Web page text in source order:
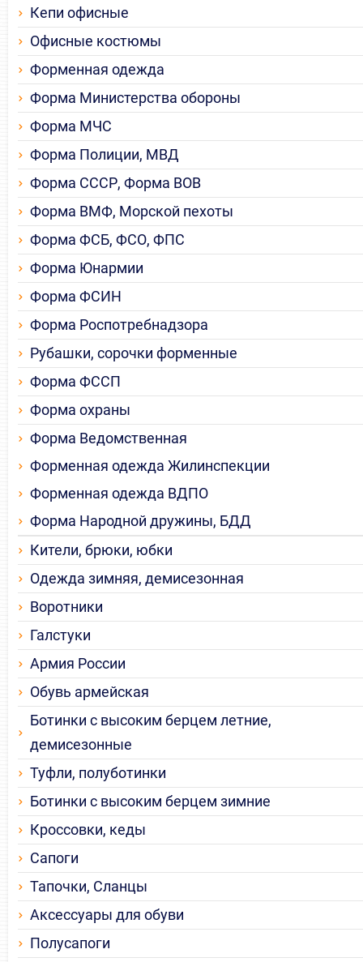
Кепи офисные
Офисные костюмы
Форменная одежда
Форма Министерства обороны
Форма МЧС
Форма Полиции, МВД
Форма СССР, Форма ВОВ
Форма ВМФ, Морской пехоты
Форма ФСБ, ФСО, ФПС
Форма Юнармии
Форма ФСИН
Форма Роспотребнадзора
Рубашки, сорочки форменные
Форма ФССП
Форма охраны
Форма Ведомственная
Форменная одежда Жилинспекции
Форменная одежда ВДПО
Форма Народной дружины, БДД
Кители, брюки, юбки
Одежда зимняя, демисезонная
Воротники
Галстуки
Армия России
Обувь армейская
Ботинки с высоким берцем летние,
демисезонные
Туфли, полуботинки
Ботинки с высоким берцем зимние
Кроссовки, кеды
Сапоги
Тапочки, Сланцы
Аксессуары для обуви
Полусапоги